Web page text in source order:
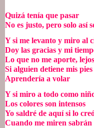
Quizá tenía que pasar
No es justo, pero solo así
Y si me levanto y miro al
Doy las gracias y mi
Lo que no me aporte, lejos
Si alguien detiene mis pies
Aprendería a volar
Y si miro a todo como
Los colores son intensos
Yo saldré de aquí si lo
Cuando me miren sabrán